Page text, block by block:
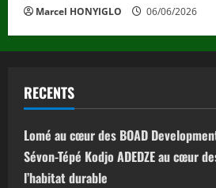
Marcel HONYIGLO 06/06/2026
RECENTS
Lomé au cœur des BOAD
Sévon-Tépé Kodjo ADEDZE au cœur
l’habitat durable